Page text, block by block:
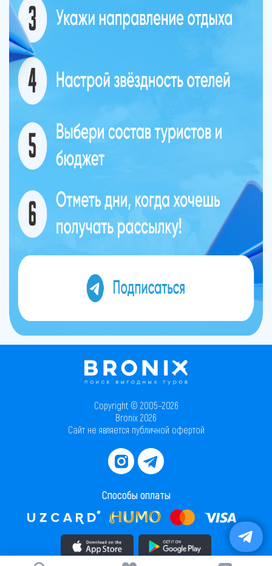
Copyright © 2005–2026
Bronix 2026
Сайт не является публичной офертой
Способы оплаты
Скачать приложение в AppStore Скачать приложение в PlayMarket